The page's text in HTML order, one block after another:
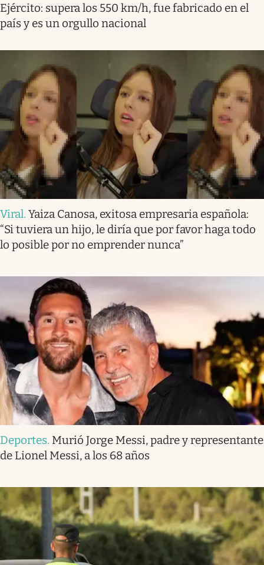
Ejército: supera los 550 km/h, fue fabricado en el
país y es un orgullo nacional
Viral. Yaiza Canosa, exitosa empresaria española:
“Si tuviera un hijo, le diría que por favor haga todo
lo posible por no emprender nunca”
Deportes. Murió Jorge Messi, padre y representante
de Lionel Messi, a los 68 años